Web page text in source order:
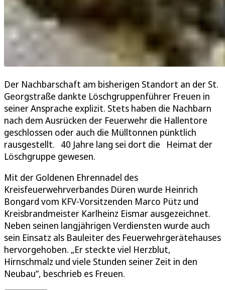
Der Nachbarschaft am bisherigen Standort an der St.
Georgstraße dankte Löschgruppenführer Freuen in
seiner Ansprache explizit. Stets haben die Nachbarn
nach dem Ausrücken der Feuerwehr die Hallentore
geschlossen oder auch die Mülltonnen pünktlich
rausgestellt. 40 Jahre lang sei dort die Heimat der
Löschgruppe gewesen.
Mit der Goldenen Ehrennadel des
Kreisfeuerwehrverbandes Düren wurde Heinrich
Bongard vom KFV-Vorsitzenden Marco Pütz und
Kreisbrandmeister Karlheinz Eismar ausgezeichnet.
Neben seinen langjährigen Verdiensten wurde auch
sein Einsatz als Bauleiter des Feuerwehrgerätehauses
hervorgehoben. „Er steckte viel Herzblut,
Hirnschmalz und viele Stunden seiner Zeit in den
Neubau“, beschrieb es Freuen.